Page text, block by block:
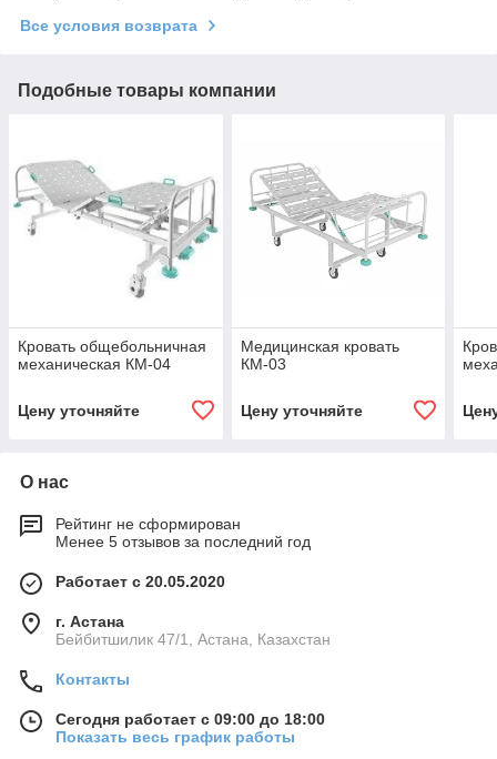
Все условия возврата
Подобные товары компании
Кровать общебольничная
механическая КМ-04
Цену уточняйте
Медицинская кровать
КМ-03
Цену уточняйте
О нас
Рейтинг не сформирован
Менее 5 отзывов за последний год
Работает с 20.05.2020
г. Астана
Бейбитшилик 47/1, Астана, Казахстан
Контакты
Сегодня работает с 09:00 до 18:00
Показать весь график работы